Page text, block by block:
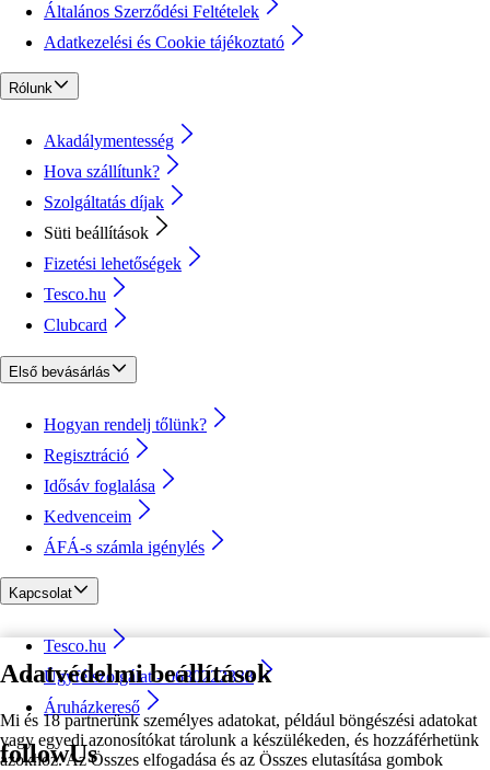
Adatvédelmi beállítások
Mi és 18 partnerünk személyes adatokat, például böngészési adatokat
vagy egyedi azonosítókat tárolunk a készülékeden, és hozzáférhetünk
azokhoz. Az Összes elfogadása és az Összes elutasítása gombok
Általános Szerződési Feltételek
Adatkezelési és Cookie tájékoztató
Rólunk
Akadálymentesség
Hova szállítunk?
Szolgáltatás díjak
Süti beállítások
Fizetési lehetőségek
Tesco.hu
Clubcard
Első bevásárlás
Hogyan rendelj tőlünk?
Regisztráció
Idősáv foglalása
Kedvenceim
ÁFÁ-s számla igénylés
Kapcsolat
Tesco.hu
Ügyfélszolgálat - 0680222333
Áruházkereső
followUs